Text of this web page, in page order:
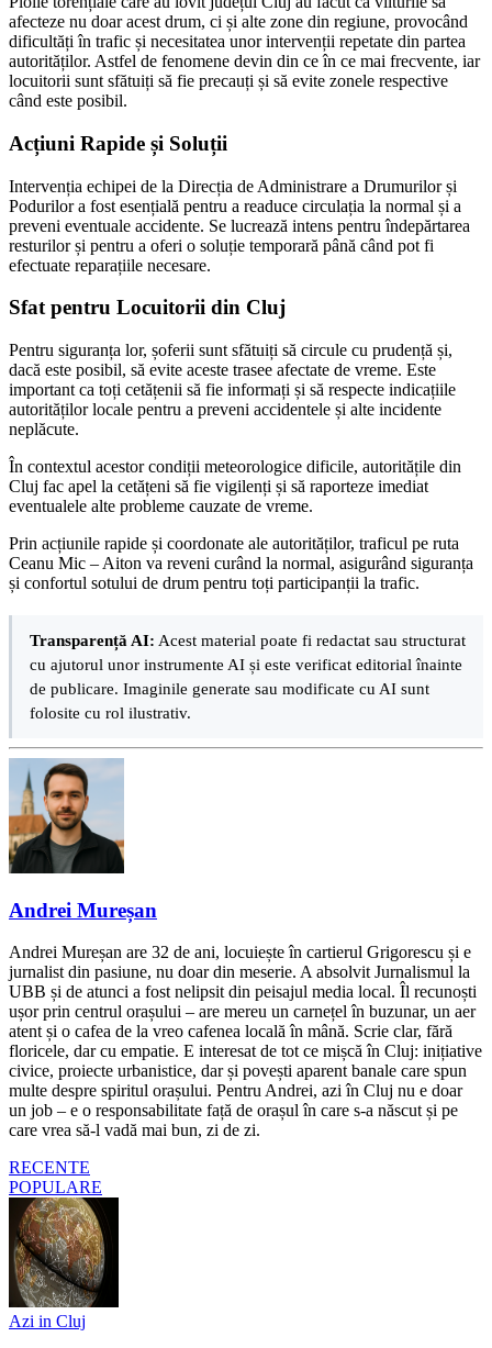
afecteze nu doar acest drum, ci și alte zone din regiune, provocând
dificultăți în trafic și necesitatea unor intervenții repetate din partea
autorităților. Astfel de fenomene devin din ce în ce mai frecvente, iar
locuitorii sunt sfătuiți să fie precauți și să evite zonele respective
când este posibil.
Acțiuni Rapide și Soluții
Intervenția echipei de la Direcția de Administrare a Drumurilor și
Podurilor a fost esențială pentru a readuce circulația la normal și a
preveni eventuale accidente. Se lucrează intens pentru îndepărtarea
resturilor și pentru a oferi o soluție temporară până când pot fi
efectuate reparațiile necesare.
Sfat pentru Locuitorii din Cluj
Pentru siguranța lor, șoferii sunt sfătuiți să circule cu prudență și,
dacă este posibil, să evite aceste trasee afectate de vreme. Este
important ca toți cetățenii să fie informați și să respecte indicațiile
autorităților locale pentru a preveni accidentele și alte incidente
neplăcute.
În contextul acestor condiții meteorologice dificile, autoritățile din
Cluj fac apel la cetățeni să fie vigilenți și să raporteze imediat
eventualele alte probleme cauzate de vreme.
Prin acțiunile rapide și coordonate ale autorităților, traficul pe ruta
Ceanu Mic – Aiton va reveni curând la normal, asigurând siguranța
și confortul sotului de drum pentru toți participanții la trafic.
Transparență AI: Acest material poate fi redactat sau structurat
cu ajutorul unor instrumente AI și este verificat editorial înainte
de publicare. Imaginile generate sau modificate cu AI sunt
folosite cu rol ilustrativ.
Andrei Mureșan
Andrei Mureșan are 32 de ani, locuiește în cartierul Grigorescu și e
jurnalist din pasiune, nu doar din meserie. A absolvit Jurnalismul la
UBB și de atunci a fost nelipsit din peisajul media local. Îl recunoști
ușor prin centrul orașului – are mereu un carnețel în buzunar, un aer
atent și o cafea de la vreo cafenea locală în mână. Scrie clar, fără
floricele, dar cu empatie. E interesat de tot ce mișcă în Cluj: inițiative
civice, proiecte urbanistice, dar și povești aparent banale care spun
multe despre spiritul orașului. Pentru Andrei, azi în Cluj nu e doar
un job – e o responsabilitate față de orașul în care s-a născut și pe
care vrea să-l vadă mai bun, zi de zi.
RECENTE
POPULARE
Azi in Cluj